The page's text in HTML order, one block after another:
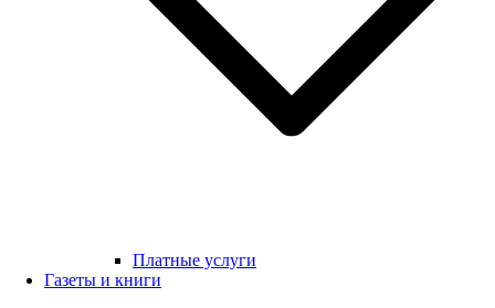
Платные услуги
Газеты и книги